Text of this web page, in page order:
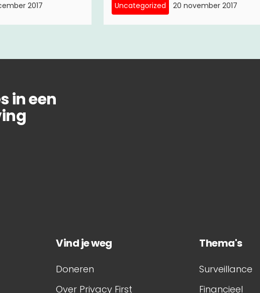
2017 Uncategorized 20 november 2017
in een
Vind je weg
Doneren
Over Privacy First
Thema's
Surveillance
Financieel